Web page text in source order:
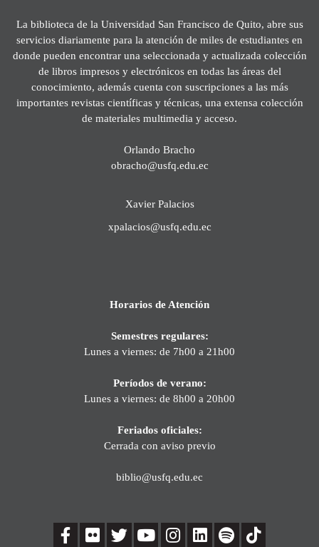
La biblioteca de la Universidad San Francisco de Quito, abre sus
servicios diariamente para la atención de miles de estudiantes en
donde pueden encontrar una seleccionada y actualizada colección
de libros impresos y electrónicos en todas las áreas del
conocimiento, además cuenta con suscripciones a las más
importantes revistas científicas y técnicas, una extensa colección
de materiales multimedia y acceso.
Orlando Bracho
obracho@usfq.edu.ec
Xavier Palacios
xpalacios@usfq.edu.ec
Horarios de Atención
Semestres regulares:
Lunes a viernes: de 7h00 a 21h00
Períodos de verano:
Lunes a viernes: de 8h00 a 20h00
Feriados oficiales:
Cerrada con aviso previo
biblio@usfq.edu.ec